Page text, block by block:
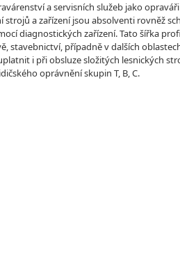
a servisních služeb jako
strojů a zařízení jsou absolventi rovněž
diagnostických zařízení. Tato šířka
stavebnictví, případně v dalších
i při obsluze složitých lesnických
oprávnění skupin T, B, C.